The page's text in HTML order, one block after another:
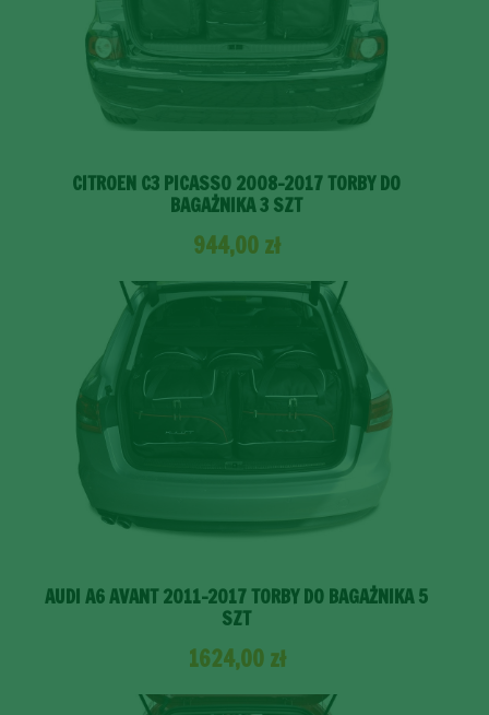
CITROEN C3 PICASSO 2008-2017 TORBY DO
BAGAŻNIKA 3 SZT
944,00 zł
AUDI A6 AVANT 2011-2017 TORBY DO BAGAŻNIKA 5
SZT
1624,00 zł